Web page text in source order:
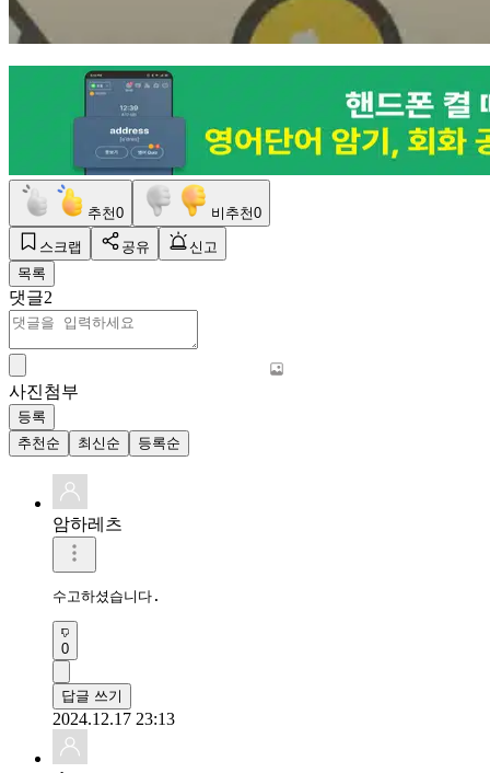
추천0 비추천0
스크랩 공유
신고
목록
댓글2
사진첨부
등록
추천순
최신순 등록순
암하레츠
수고하셨습니다.
0
답글 쓰기
2024.12.17 23:13